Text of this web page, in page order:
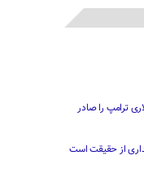
ساخت سالن ۴۰۰ میلیون دلاری ترامپ را صادر
از حقیقت است